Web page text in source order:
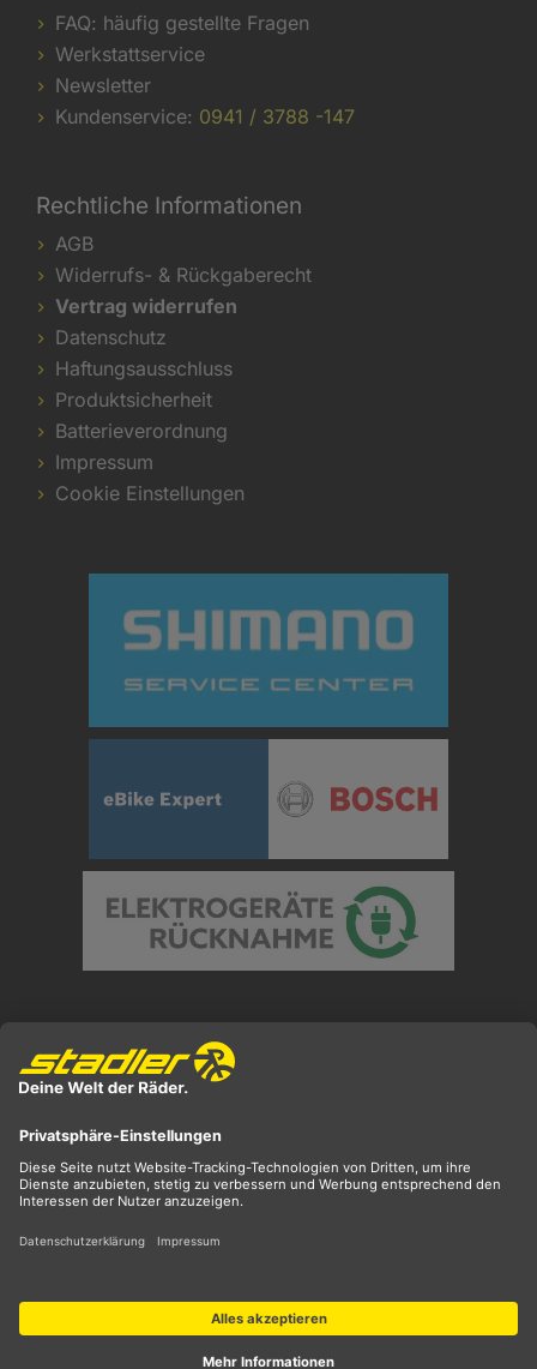
FAQ: häufig gestellte Fragen
Werkstattservice
Newsletter
Kundenservice: 0941 / 3788 -147
Rechtliche Informationen
AGB
Widerrufs- & Rückgaberecht
Vertrag widerrufen
Datenschutz
Haftungsausschluss
Produktsicherheit
Batterieverordnung
Impressum
Cookie Einstellungen
** ehemaliger UVP